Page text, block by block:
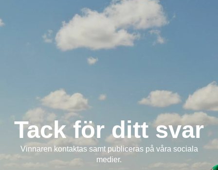
Tack för ditt svar
Vinnaren kontaktas samt publiceras på våra sociala
medier.